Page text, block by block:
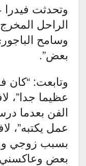
وتحدثت فيدرا
الراحل
وسامح
بعض”.
وتابعت: “كان
عظيما جدا”،
الفن بعدما
عمل يكتبه”،
بسبب زوجي
بعض وعاكسني